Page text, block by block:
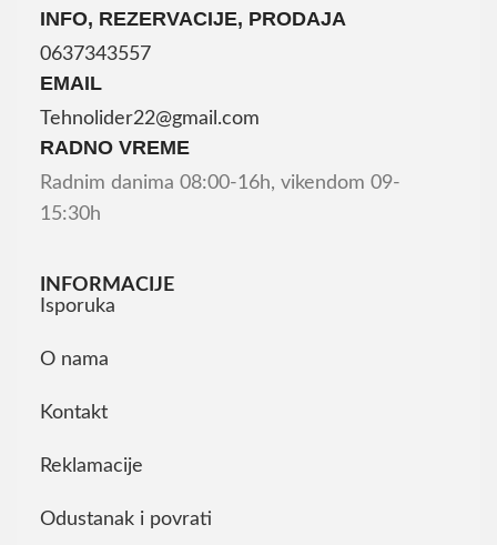
INFO, REZERVACIJE, PRODAJA
0637343557
EMAIL
Tehnolider22@gmail.com
RADNO VREME
Radnim danima 08:00-16h, vikendom 09-
15:30h
INFORMACIJE
Isporuka
O nama
Kontakt
Reklamacije
Odustanak i povrati